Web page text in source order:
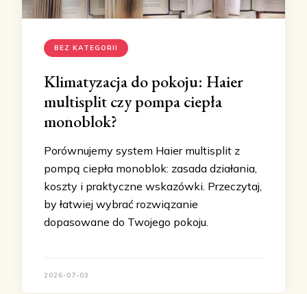
BEZ KATEGORII
Klimatyzacja do pokoju: Haier
multisplit czy pompa ciepła
monoblok?
Porównujemy system Haier multisplit z
pompą ciepła monoblok: zasada działania,
koszty i praktyczne wskazówki. Przeczytaj,
by łatwiej wybrać rozwiązanie
dopasowane do Twojego pokoju.
2026-07-03